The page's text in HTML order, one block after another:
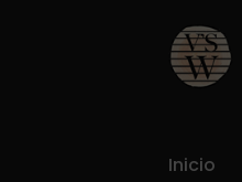
Inicio